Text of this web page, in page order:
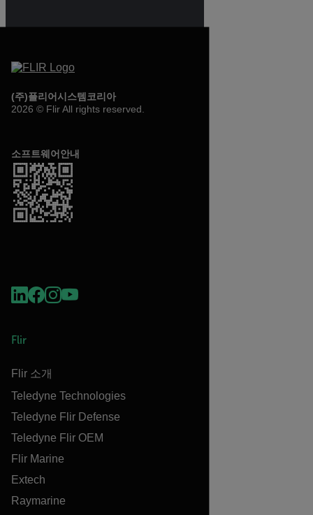
(주)플리어시스템코리아
2026 © Flir All rights reserved.
소프트웨어안내
Flir
Flir 소개
Teledyne Technologies
Teledyne Flir Defense
Teledyne Flir OEM
Flir Marine
Extech
Raymarine